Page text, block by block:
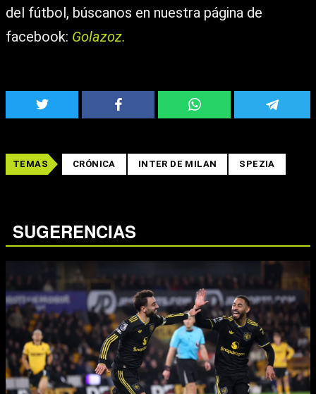
del fútbol, búscanos en nuestra página de
facebook: Golazoz.
TEMAS CRÓNICA INTER DE MILAN SPEZIA
SUGERENCIAS